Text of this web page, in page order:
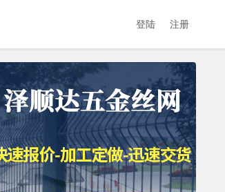
登陆 注册